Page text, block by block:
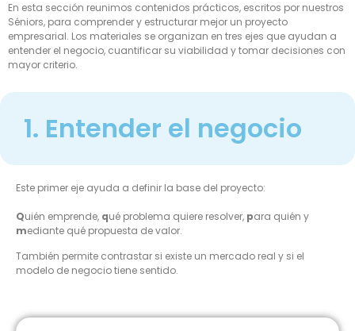
En esta sección reunimos contenidos prácticos, escritos por nuestros
Séniors, para comprender y estructurar mejor un proyecto
empresarial. Los materiales se organizan en tres ejes que ayudan a
entender el negocio, cuantificar su viabilidad y tomar decisiones con
mayor criterio.
1. Entender el negocio
Este primer eje ayuda a definir la base del proyecto:
Quién emprende, qué problema quiere resolver, para quién y
mediante qué propuesta de valor.
También permite contrastar si existe un mercado real y si el
modelo de negocio tiene sentido.